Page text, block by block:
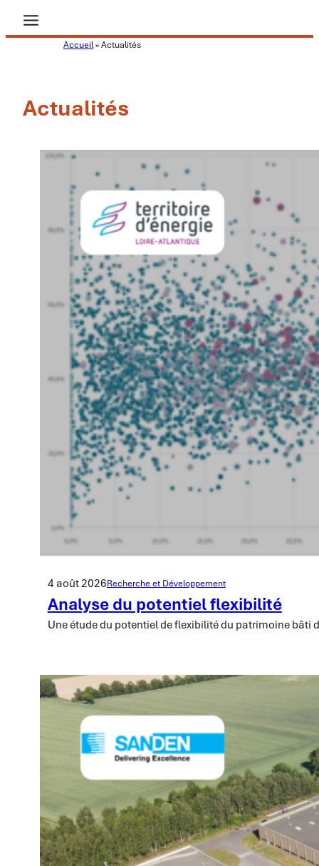
Aller
au
Accueil»Actualités
Actualités
4 août 2026Recherche et Développement
Analyse du potentiel flexibilité
Une étude du potentiel de flexibilité du patrimoine bâti